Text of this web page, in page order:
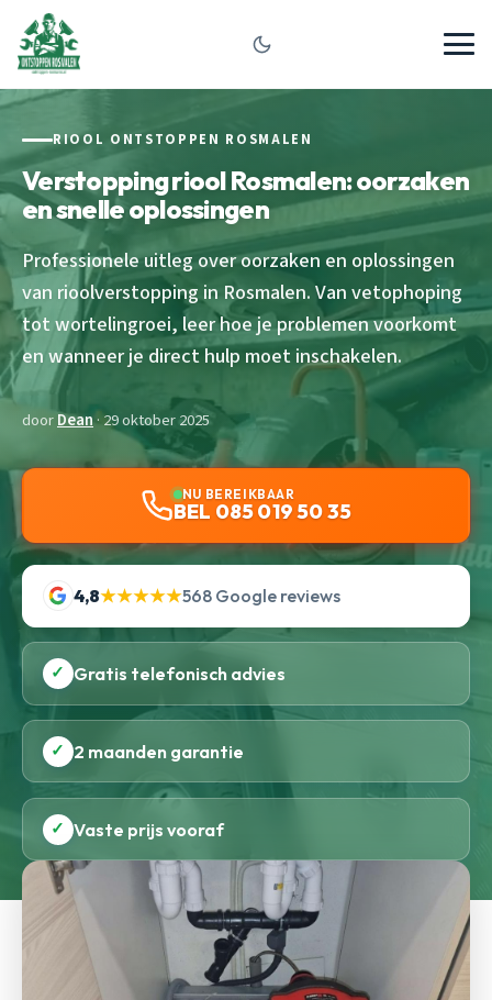
RIOOL ONTSTOPPEN ROSMALEN
Verstopping riool Rosmalen: oorzaken
en snelle oplossingen
Professionele uitleg over oorzaken en oplossingen
van rioolverstopping in Rosmalen. Van vetophoping
tot wortelingroei, leer hoe je problemen voorkomt
en wanneer je direct hulp moet inschakelen.
doorDean· 29 oktober 2025
NU BEREIKBAAR
BEL 085 019 50 35
4,8★★★★★568 Google reviews
✓ Gratis telefonisch advies
✓ 2 maanden garantie
✓ Vaste prijs vooraf